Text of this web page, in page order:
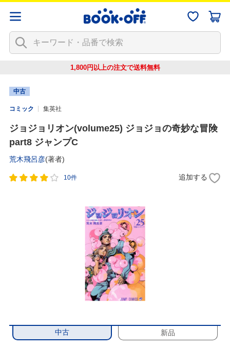
1,800円以上の注文で送料無料
中古
コミック 集英社
ジョジョリオン(volume25) ジョジョの奇妙な冒険
part8 ジャンプC
荒木飛呂彦(著者)
10件 追加する
中古 新品